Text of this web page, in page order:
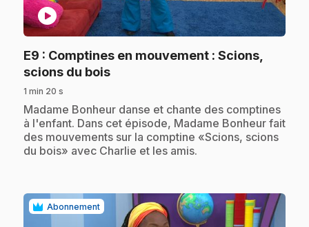
play_circle
E9 : Comptines en mouvement : Scions,
scions du bois.
1 min 20 s
.Madame Bonheur danse et chante des comptines
à l'enfant. Dans cet épisode, Madame Bonheur fait
des mouvements sur la comptine «Scions, scions
du bois» avec Charlie et les amis.
Abonnement